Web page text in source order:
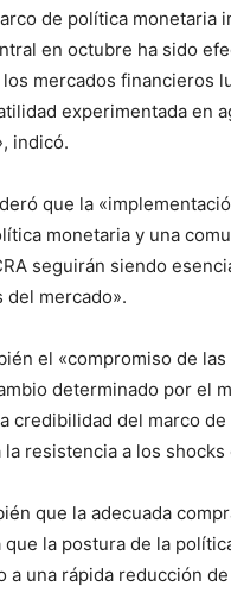
de política monetaria
en octubre ha sido
mercados financieros
experimentada en
indicó.
que la
monetaria y una
seguirán siendo
del mercado».
el «compromiso de
determinado por el
credibilidad del marco
la resistencia a los shocks
que la adecuada
que la postura de la
a una rápida reducción